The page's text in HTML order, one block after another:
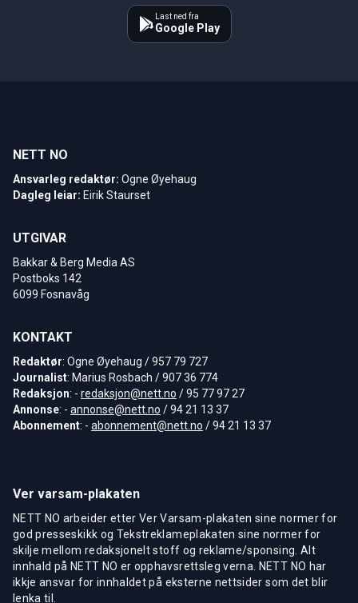
Last ned fra
Google Play
NETT NO
Ansvarleg redaktør: Ogne Øyehaug
Dagleg leiar: Eirik Staurset
UTGIVAR
Bakkar & Berg Media AS
Postboks 142
6099 Fosnavåg
KONTAKT
Redaktør: Ogne Øyehaug / 957 79 727
Journalist: Marius Rosbach / 907 36 774
Redaksjon: - redaksjon@nett.no / 95 77 97 27
Annonse: - annonse@nett.no / 94 21 13 37
Abonnement: - abonnement@nett.no / 94 21 13 37
Ver varsam-plakaten
NETT NO arbeider etter Ver Varsam-plakaten sine normer for
god presseskikk og Tekstreklameplakaten sine normer for
skilje mellom redaksjonelt stoff og reklame/sponsing. Alt
innhald på NETT NO er opphavsrettsleg verna. NETT NO har
ikkje ansvar for innhaldet på eksterne nettsider som det blir
lenka til.